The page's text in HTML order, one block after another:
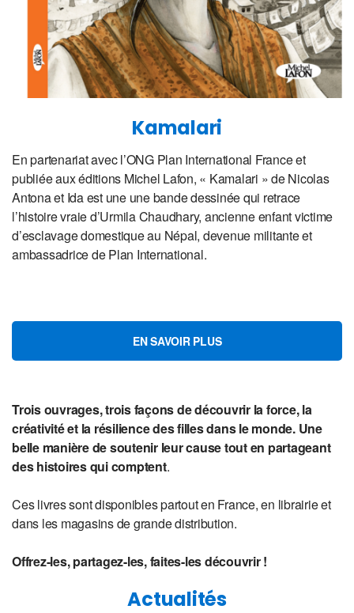
Kamalari
En partenariat avec l’ONG Plan International France et
publiée aux éditions Michel Lafon, « Kamalari » de Nicolas
Antona et Ida est une une bande dessinée qui retrace
l’histoire vraie d’Urmila Chaudhary, ancienne enfant victime
d’esclavage domestique au Népal, devenue militante et
ambassadrice de Plan International.
EN SAVOIR PLUS
Trois ouvrages, trois façons de découvrir la force, la
créativité et la résilience des filles dans le monde. Une
belle manière de soutenir leur cause tout en partageant
des histoires qui comptent.
Ces livres sont disponibles partout en France, en librairie et
dans les magasins de grande distribution.
Offrez-les, partagez-les, faites-les découvrir !
Actualités